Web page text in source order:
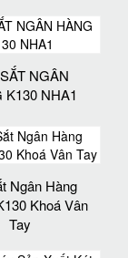
NGÂN
K130 NHA1
Ngân Hàng
Khoá Vân
Tay